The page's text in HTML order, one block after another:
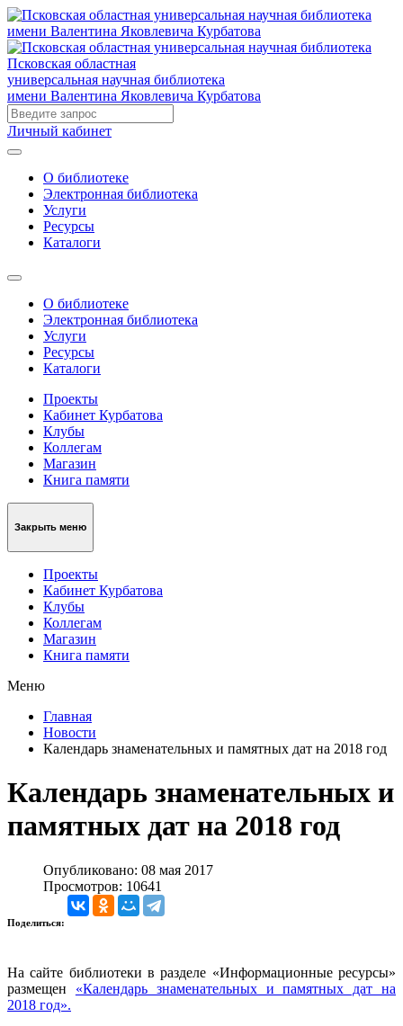
Псковская областная
универсальная научная библиотека
имени Валентина Яковлевича Курбатова
Личный кабинет
О библиотеке
Электронная библиотека
Услуги
Ресурсы
Каталоги
О библиотеке
Электронная библиотека
Услуги
Ресурсы
Каталоги
Проекты
Кабинет Курбатова
Клубы
Коллегам
Магазин
Книга памяти
Закрыть меню
Проекты
Кабинет Курбатова
Клубы
Коллегам
Магазин
Книга памяти
Меню
Главная
Новости
Календарь знаменательных и памятных дат на 2018 год
Календарь знаменательных и
памятных дат на 2018 год
Опубликовано: 08 мая 2017
Просмотров: 10641
Поделиться:
На сайте библиотеки в разделе «Информационные ресурсы»
размещен «Календарь знаменательных и памятных дат на
2018 год».